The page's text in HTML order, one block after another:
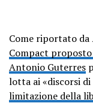
Come riportato da
Compact
Antonio Guterres
lotta ai «discorsi
limitazione della